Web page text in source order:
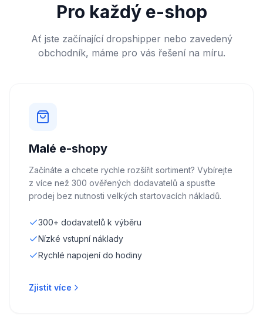
Pro každý e-shop
Ať jste začínající dropshipper nebo zavedený
obchodník, máme pro vás řešení na míru.
Malé e-shopy
Začínáte a chcete rychle rozšířit sortiment? Vybírejte
z více než 300 ověřených dodavatelů a spusťte
prodej bez nutnosti velkých startovacích nákladů.
300+ dodavatelů k výběru
Nízké vstupní náklady
Rychlé napojení do hodiny
Zjistit více